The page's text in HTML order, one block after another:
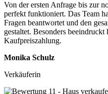
Von der ersten Anfrage bis zur
perfekt funktioniert. Das Team
Fragen beantwortet und den
gestaltet. Besonders
Kaufpreiszahlung.
Monika Schulz
Verkäuferin